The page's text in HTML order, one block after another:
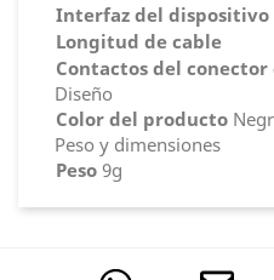
Interfaz del dispositivo
Longitud de cable
Contactos del conector
Diseño
Color del producto
Peso y dimensiones
Peso 9g